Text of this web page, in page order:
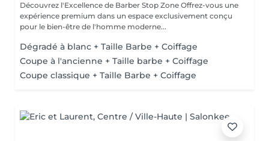
Découvrez l'Excellence de Barber Stop Zone Offrez-vous une
expérience premium dans un espace exclusivement conçu
pour le bien-être de l'homme moderne...
Dégradé à blanc + Taille Barbe + Coiffage
Coupe à l'ancienne + Taille barbe + Coiffage
Coupe classique + Taille Barbe + Coiffage